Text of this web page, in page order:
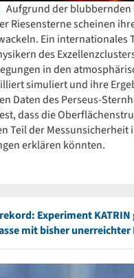
Aufgrund der blubbernden
Riesensterne scheinen
Ein internationales
des
in den
simuliert und ihre
Daten des Perseus-
dass die
Teil der Messunsicherheit
erklären könnten.
Experiment
mit bisher unerreichter